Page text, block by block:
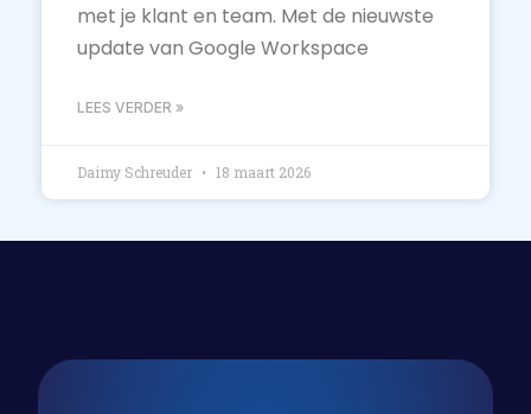
met je klant en team. Met de nieuwste
update van Google Workspace
LEES VERDER »
Daimy Schreuder 18 maart 2026